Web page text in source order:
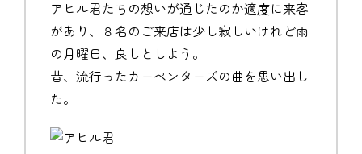
アヒル君たちの想いが通じたのか適度に来客
があり、８名のご来店は少し寂しいけれど雨
の月曜日、良しとしよう。
昔、流行ったカーペンターズの曲を思い出し
た。